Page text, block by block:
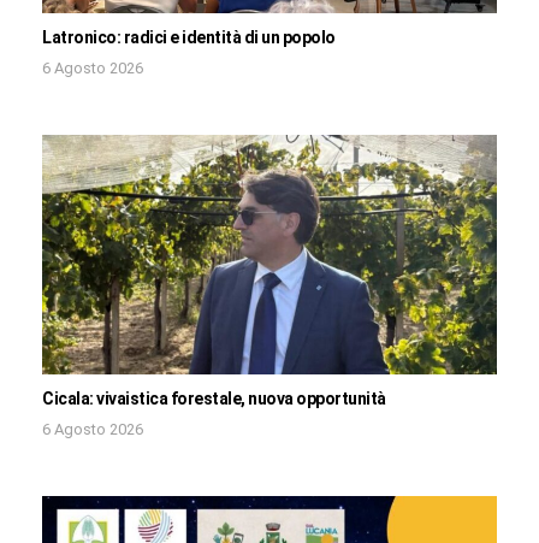
Latronico: radici e identità di un popolo
6 Agosto 2026
Cicala: vivaistica forestale, nuova opportunità
6 Agosto 2026